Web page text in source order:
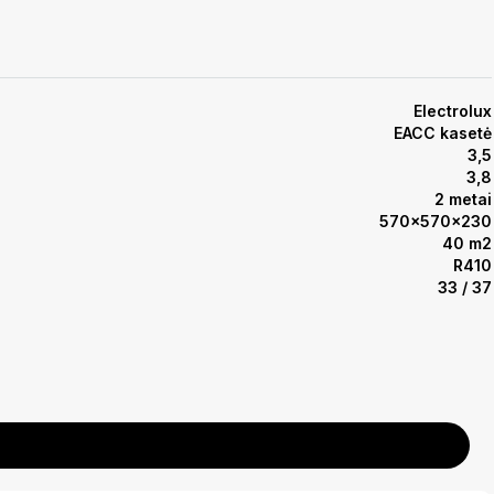
Electrolux
EACC kasetė
3,5
3,8
2 metai
570x570x230
40 m2
R410
33 / 37